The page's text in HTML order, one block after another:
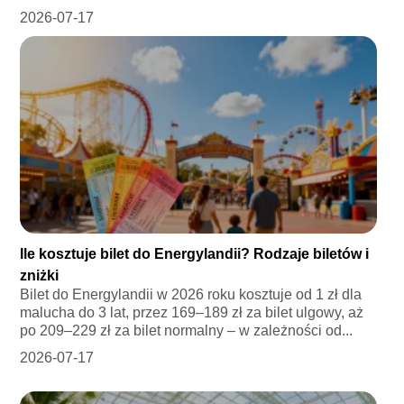
2026-07-17
Ile kosztuje bilet do Energylandii? Rodzaje biletów i
zniżki
Bilet do Energylandii w 2026 roku kosztuje od 1 zł dla
malucha do 3 lat, przez 169–189 zł za bilet ulgowy, aż
po 209–229 zł za bilet normalny – w zależności od...
2026-07-17